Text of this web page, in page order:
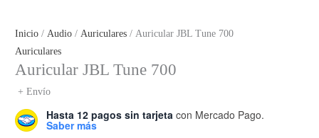
Inicio /Audio /Auriculares / Auricular JBL Tune 700
Auriculares
Auricular JBL Tune 700
+ Envío
Hasta 12 pagos sin tarjeta con Mercado Pago.
Saber más